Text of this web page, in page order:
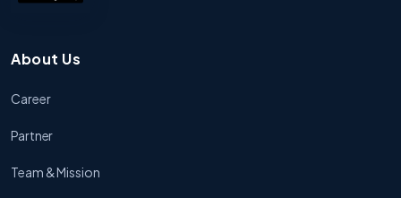
About Us
Career
Partner
Team & Mission